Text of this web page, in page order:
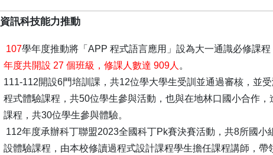
訊科技能力推動
107學年度推動將「APP 程式語言應用」設為大一通識必修課程
年度共開設 27 個班級，修課人數達 909人 。
111-112開設6門培訓課，共12位學大學生受訓並通過審核，並
程式體驗課程，共50位學生參與活動，也與在地林口國小合作
課程，共30位學生參與體驗。
112年度承辦科丁聯盟2023全國科丁Pk賽決賽活動，共8所國
設體驗課程，由本校修讀過程式設計課程學生擔任課程講師，